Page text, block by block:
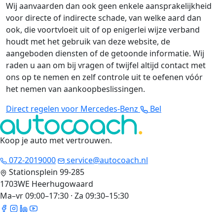
Wij aanvaarden dan ook geen enkele aansprakelijkheid
voor directe of indirecte schade, van welke aard dan
ook, die voortvloeit uit of op enigerlei wijze verband
houdt met het gebruik van deze website, de
aangeboden diensten of de getoonde informatie. Wij
raden u aan om bij vragen of twijfel altijd contact met
ons op te nemen en zelf controle uit te oefenen vóór
het nemen van aankoopbeslissingen.
Direct regelen voor Mercedes-Benz
Bel
Koop je auto met vertrouwen.
072-2019000
service@autocoach.nl
Stationsplein 99-285
1703WE Heerhugowaard
Ma–vr 09:00–17:30 · Za 09:30–15:30